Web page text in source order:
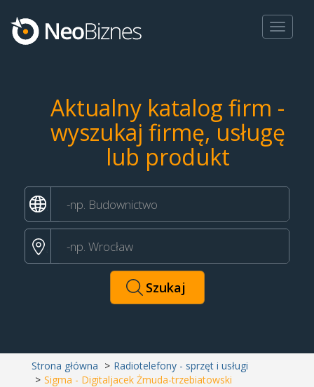
Toggle
Aktualny katalog firm -
wyszukaj firmę, usługę
lub produkt
Strona główna
Radiotelefony - sprzęt i usługi
Sigma - Digitaljacek Żmuda-trzebiatowski